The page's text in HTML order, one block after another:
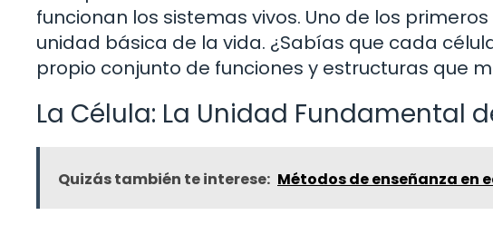
funcionan los sistemas vivos. Uno de los
unidad básica de la vida. ¿Sabías que cada
propio conjunto de funciones y estructuras que
La Célula: La Unidad Fundamental
Quizás también te interese: Métodos de enseñanza en